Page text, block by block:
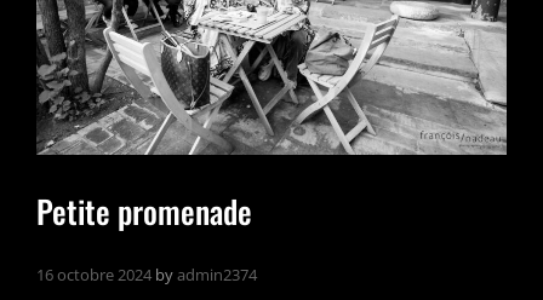
Petite promenade
16 octobre 2024 byadmin2374